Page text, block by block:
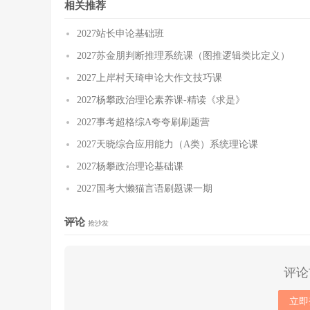
相关推荐
2027站长申论基础班
2027苏金朋判断推理系统课（图推逻辑类比定义）
2027上岸村天琦申论大作文技巧课
2027杨攀政治理论素养课-精读《求是》
2027事考超格综A夸夸刷刷题营
2027天晓综合应用能力（A类）系统理论课
2027杨攀政治理论基础课
2027国考大懒猫言语刷题课一期
评论 抢沙发
评
立